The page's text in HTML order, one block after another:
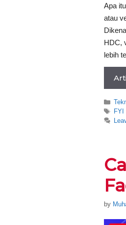
Apa
atau
HDC,
lebih
Tags
FYI
by